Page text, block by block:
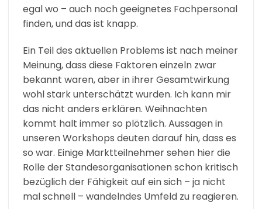
egal wo – auch noch geeignetes Fachpersonal
finden, und das ist knapp.
Ein Teil des aktuellen Problems ist nach meiner
Meinung, dass diese Faktoren einzeln zwar
bekannt waren, aber in ihrer Gesamtwirkung
wohl stark unterschätzt wurden. Ich kann mir
das nicht anders erklären. Weihnachten
kommt halt immer so plötzlich. Aussagen in
unseren Workshops deuten darauf hin, dass es
so war. Einige Marktteilnehmer sehen hier die
Rolle der Standesorganisationen schon kritisch
bezüglich der Fähigkeit auf ein sich – ja nicht
mal schnell – wandelndes Umfeld zu reagieren.